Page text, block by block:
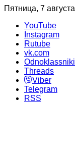
Пятница, 7
YouTube
Instagram
Rutube
vk.com
Odnoklassniki
Threads
Viber
Telegram
RSS